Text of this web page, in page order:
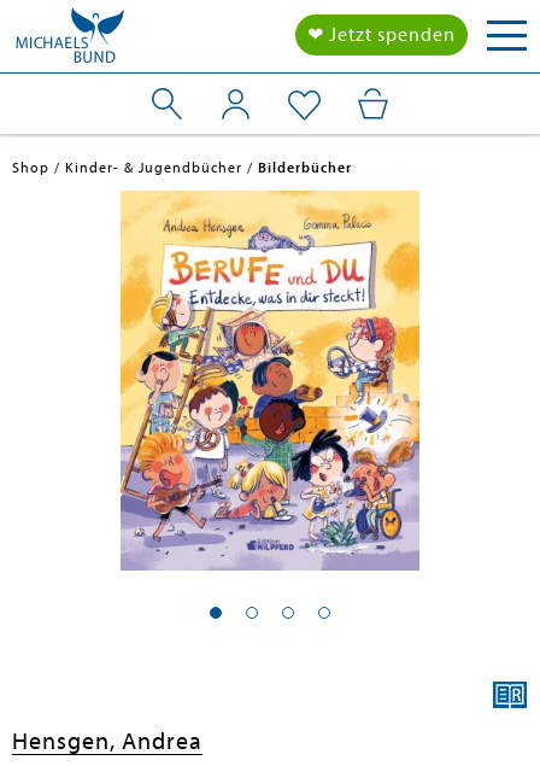
❤ Jetzt spenden
submenu
Shop Kinder- & Jugendbücher Bilderbücher
Hensgen, Andrea